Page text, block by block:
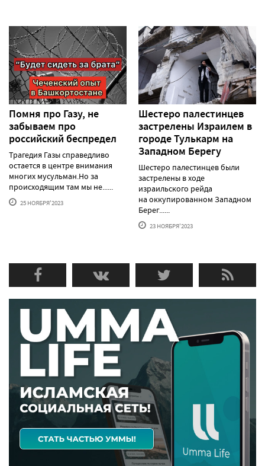
Помня про Газу, не
забываем про
российский беспредел
Трагедия Газы справедливо
остается в центре внимания
многих мусульман.Но за
происходящим там мы не......
25 НОЯБРЯ'2023
Шестеро палестинцев
застрелены Израилем в
городе Тулькарм на
Западном Берегу
Шестеро палестинцев были
застрелены в ходе
израильского рейда
на оккупированном Западном
Берег......
23 НОЯБРЯ'2023